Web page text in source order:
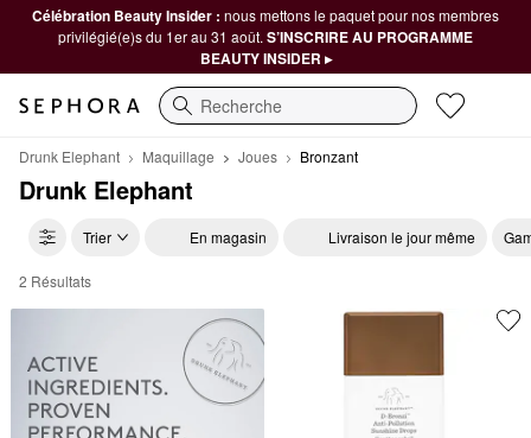
Célébration Beauty Insider : nous mettons le paquet pour nos membres
privilégié(e)s du 1er au 31 août. S’INSCRIRE AU PROGRAMME
BEAUTY INSIDER ▸
Recherche
Drunk Elephant Maquillage Joues Bronzant
Drunk Elephant
Trier En magasin Livraison le jour même
Drunk Elephant Bronzant
2 Résultats